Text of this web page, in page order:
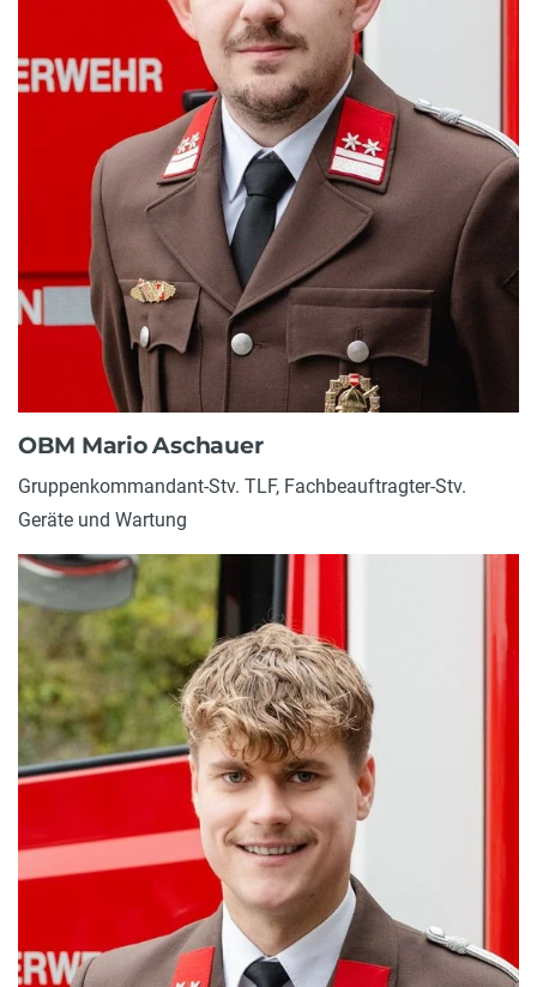
OBM Mario Aschauer
Gruppenkommandant-Stv. TLF, Fachbeauftragter-Stv.
Geräte und Wartung